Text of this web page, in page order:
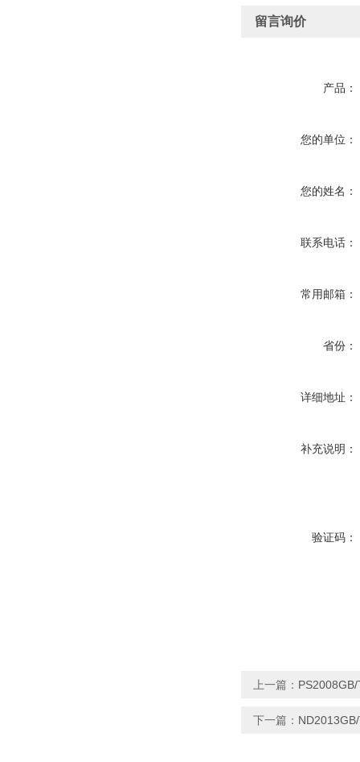
留言询价
产品：
您的单位：
您的姓名：
联系电话：
常用邮箱：
省份：
详细地址：
补充说明：
验证码：
上一篇：
下一篇：